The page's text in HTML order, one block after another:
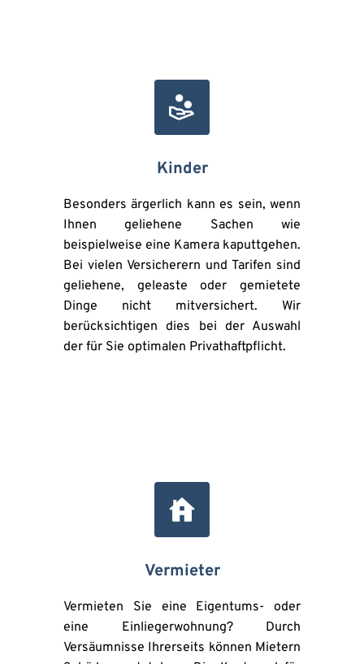
Kinder
Besonders ärgerlich kann es sein, wenn
Ihnen geliehene Sachen wie
beispielweise eine Kamera kaputtgehen.
Bei vielen Versicherern und Tarifen sind
geliehene, geleaste oder gemietete
Dinge nicht mitversichert. Wir
berücksichtigen dies bei der Auswahl
der für Sie optimalen Privathaftpflicht.
Vermieter
Vermieten Sie eine Eigentums- oder
eine Einliegerwohnung? Durch
Versäumnisse Ihrerseits können Mietern